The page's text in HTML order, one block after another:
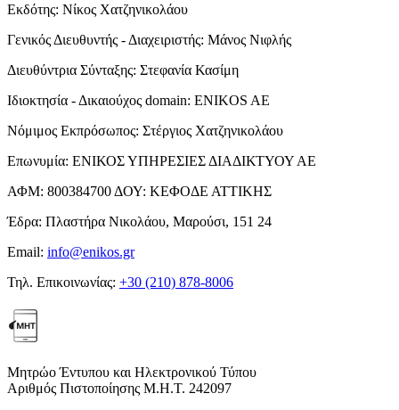
Εκδότης: Νίκος Χατζηνικολάου
Γενικός Διευθυντής - Διαχειριστής: Μάνος Νιφλής
Διευθύντρια Σύνταξης: Στεφανία Κασίμη
Ιδιοκτησία - Δικαιούχος domain: ENIKOS AE
Νόμιμος Εκπρόσωπος: Στέργιος Χατζηνικολάου
Επωνυμία: ΕΝΙΚΟΣ ΥΠΗΡΕΣΙΕΣ ΔΙΑΔΙΚΤΥΟΥ ΑΕ
ΑΦΜ: 800384700 ΔΟΥ: ΚΕΦΟΔΕ ΑΤΤΙΚΗΣ
Έδρα: Πλαστήρα Νικολάου, Μαρούσι, 151 24
Email: info@enikos.gr
Τηλ. Επικοινωνίας: +30 (210) 878-8006
Μητρώο Έντυπου και Ηλεκτρονικού Τύπου
Αριθμός Πιστοποίησης Μ.Η.Τ. 242097